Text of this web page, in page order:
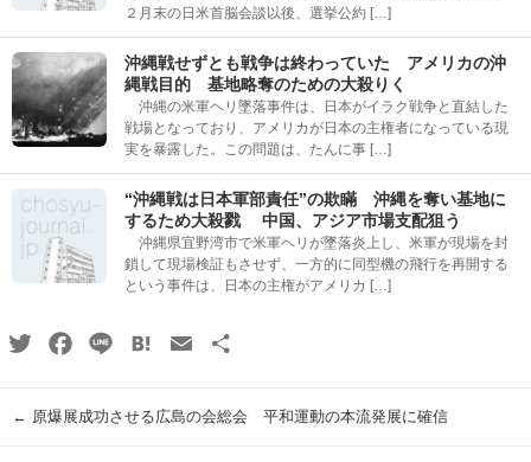
２月末の日米首脳会談以後、選挙公約 […]
沖縄戦せずとも戦争は終わっていた アメリカの沖
縄戦目的 基地略奪のための大殺りく
沖縄の米軍ヘリ墜落事件は、日本がイラク戦争と直結した
戦場となっており、アメリカが日本の主権者になっている現
実を暴露した。この問題は、たんに事 […]
“沖縄戦は日本軍部責任”の欺瞞 沖縄を奪い基地に
するため大殺戮 中国、アジア市場支配狙う
沖縄県宜野湾市で米軍ヘリが墜落炎上し、米軍が現場を封
鎖して現場検証もさせず、一方的に同型機の飛行を再開する
という事件は、日本の主権がアメリカ […]
TwitterFacebook
Line HatenaEmail
← 原爆展成功させる広島の会総会 平和運動の本流発展に確信